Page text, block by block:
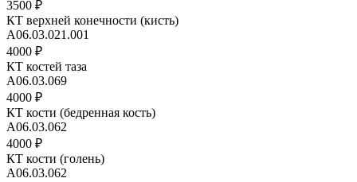
3500 ₽
КТ верхней конечности (кисть)
A06.03.021.001
4000 ₽
КТ костей таза
А06.03.069
4000 ₽
КТ кости (бедренная кость)
A06.03.062
4000 ₽
КТ кости (голень)
A06.03.062